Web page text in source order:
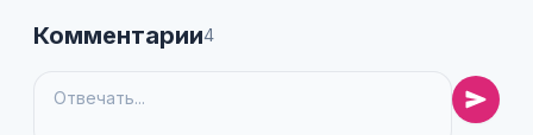
Комментарии4